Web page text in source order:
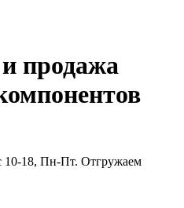
продажа
10-18, Пн-Пт. Отгружаем